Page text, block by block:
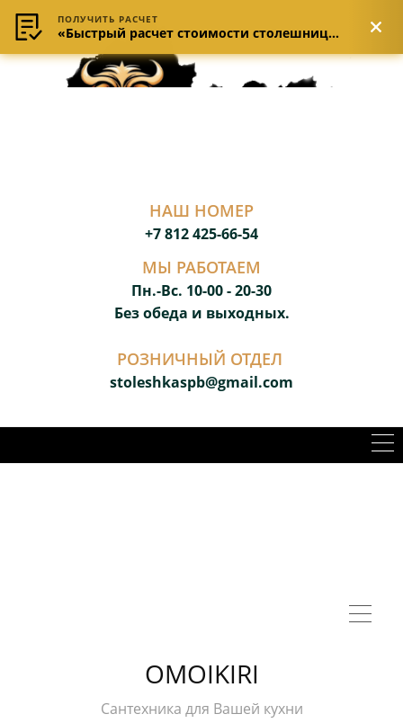
НАШ НОМЕР
+7 812 425-66-54
МЫ РАБОТАЕМ
Пн.-Вс. 10-00 - 20-30
Без обеда и выходных.
РОЗНИЧНЫЙ ОТДЕЛ
stoleshkaspb@gmail.com
OMOIKIRI
Сантехника для Вашей кухни
ПОЛУЧИТЬ РАСЧЕТ
«Быстрый расчет стоимости столешницы»